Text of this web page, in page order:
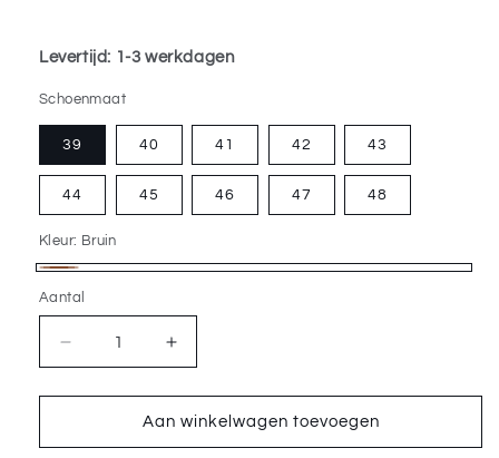
Levertijd: 1-3 werkdagen
Schoenmaat
39 40 41 42 43
44 45 46 47 48
Kleur: Bruin
Aantal
Aantal
Aantal
verlagen
voor
Marco/Frontier
Aantal
verhogen
voor
EMMA
Marco/Frontier
Aan winkelwagen toevoegen